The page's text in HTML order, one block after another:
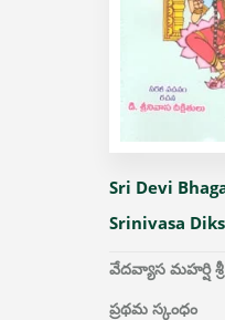
Sri Devi
Srinivasa
వేదవ్యాస మహర్షి
ప్రథమ స్కంధం